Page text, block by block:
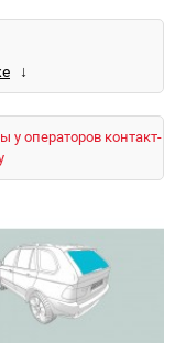
SUZUKI
у операторов контакт-